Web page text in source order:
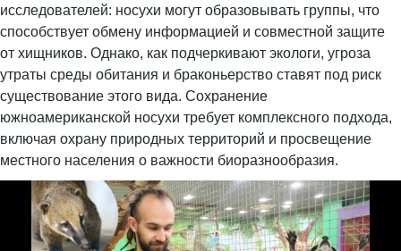
исследователей: носухи могут образовывать группы, что
способствует обмену информацией и совместной защите
от хищников. Однако, как подчеркивают экологи, угроза
утраты среды обитания и браконьерство ставят под риск
существование этого вида. Сохранение
южноамериканской носухи требует комплексного подхода,
включая охрану природных территорий и просвещение
местного населения о важности биоразнообразия.